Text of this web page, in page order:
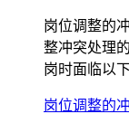
岗位调整的
整冲突处理
岗时面临以
岗位调整的